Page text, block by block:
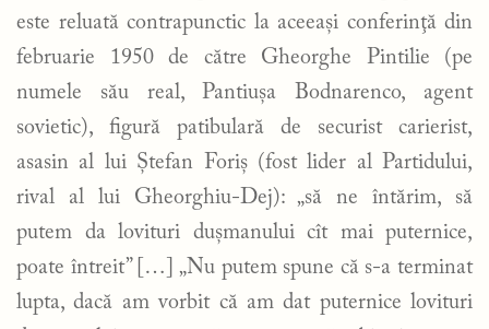
este reluată contrapunctic la aceeaşi conferinţă din
februarie 1950 de către Gheorghe Pintilie (pe
numele său real, Pantiușa Bodnarenco, agent
sovietic), figură patibulară de securist carierist,
asasin al lui Ştefan Foriş (fost lider al Partidului,
rival al lui Gheorghiu-Dej): „să ne întărim, să
putem da lovituri duşmanului cît mai puternice,
poate întreit” […] „Nu putem spune că s-a terminat
lupta, dacă am vorbit că am dat puternice lovituri